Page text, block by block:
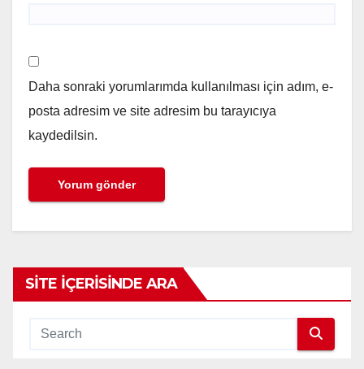
Daha sonraki yorumlarımda kullanılması için adım, e-
posta adresim ve site adresim bu tarayıcıya
kaydedilsin.
SITE İÇERISINDE ARA